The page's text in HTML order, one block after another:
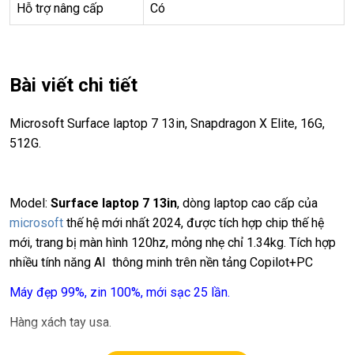
Hỗ trợ nâng cấp Có
Bài viết chi tiết
Microsoft Surface laptop 7 13in, Snapdragon X Elite, 16G,
512G.
Model: Surface laptop 7 13in, dòng laptop cao cấp của
microsoft thế hệ mới nhất 2024, được tích hợp chip thế hệ
mới, trang bị màn hình 120hz, mỏng nhẹ chỉ 1.34kg. Tích hợp
nhiều tính năng AI thông minh trên nền tảng Copilot+PC
Máy đẹp 99%, zin 100%, mới sạc 25 lần.
Hàng xách tay usa.